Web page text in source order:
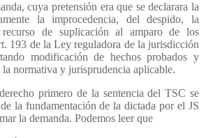
cuya pretensión era que se declarara la
la improcedencia, del despido, la
recurso de suplicación al amparo de los
193 de la Ley reguladora de la jurisdicción
modificación de hechos probados y
normativa y jurisprudencia aplicable.
primero de la sentencia del TSC se
la fundamentación de la dictada por el JS
la demanda. Podemos leer que